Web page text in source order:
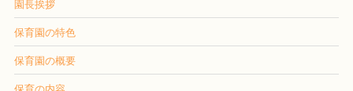
園長挨拶
保育園の特色
保育園の概要